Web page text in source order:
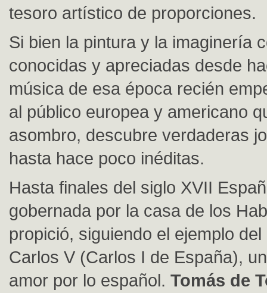
tesoro artístico de proporciones.
Si bien la pintura y la imaginería
conocidas y apreciadas desde
música de esa época recién
al público europea y americano
asombro, descubre verdaderas
hasta hace poco inéditas.
Hasta finales del siglo XVII
gobernada por la casa de los
propició, siguiendo el ejemplo
Carlos V (Carlos I de España),
amor por lo español. Tomás de